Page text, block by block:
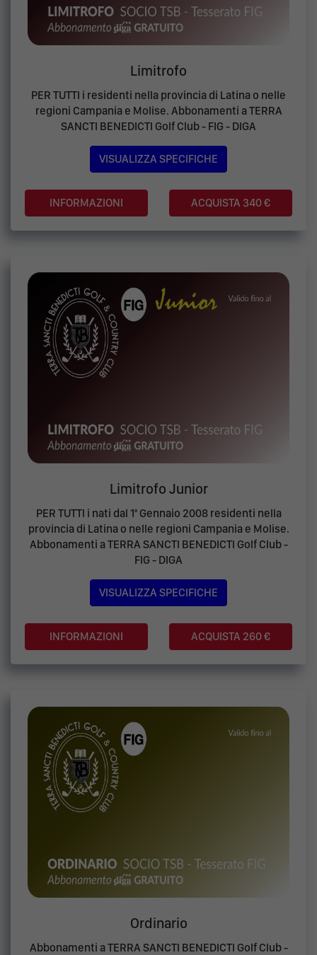
Limitrofo
PER TUTTI i residenti nella provincia di Latina o nelle
regioni Campania e Molise. Abbonamenti a TERRA
SANCTI BENEDICTI Golf Club - FIG - DIGA
VISUALIZZA SPECIFICHE
ACQUISTA 340 €
Limitrofo Junior
PER TUTTI i nati dal 1° Gennaio 2008 residenti nella
provincia di Latina o nelle regioni Campania e Molise.
Abbonamenti a TERRA SANCTI BENEDICTI Golf Club -
FIG - DIGA
VISUALIZZA SPECIFICHE
ACQUISTA 260 €
Ordinario
Abbonamenti a TERRA SANCTI BENEDICTI Golf Club -